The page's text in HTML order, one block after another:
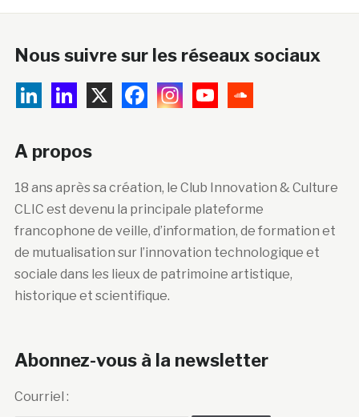
Nous suivre sur les réseaux sociaux
A propos
18 ans après sa création, le Club Innovation & Culture
CLIC est devenu la principale plateforme
francophone de veille, d’information, de formation et
de mutualisation sur l’innovation technologique et
sociale dans les lieux de patrimoine artistique,
historique et scientifique.
Abonnez-vous à la newsletter
Courriel :